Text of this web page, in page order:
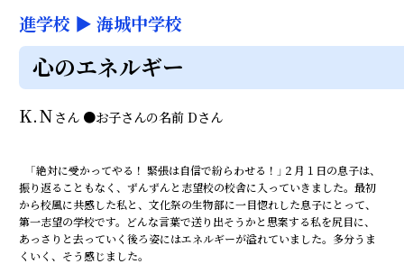
進学校 ▶海城中学校
心のエネルギー
K.N さん ●お子さんの名前Dさん
「絶対に受かってやる！ 緊張は自信で紛らわせる！」２月１日の息子は、
振り返ることもなく、ずんずんと志望校の校舎に入っていきました。最初
から校風に共感した私と、文化祭の生物部に一目惚れした息子にとって、
第一志望の学校です。どんな言葉で送り出そうかと思案する私を尻目に、
あっさりと去っていく後ろ姿にはエネルギーが溢れていました。多分うま
くいく、そう感じました。